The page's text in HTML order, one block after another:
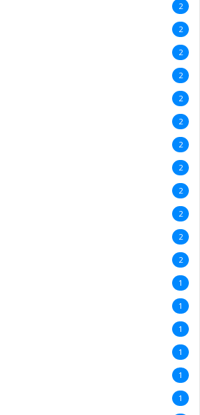
2
2
2
2
1
1
1
1
1
1
1
1
1
1
1
1
1
1